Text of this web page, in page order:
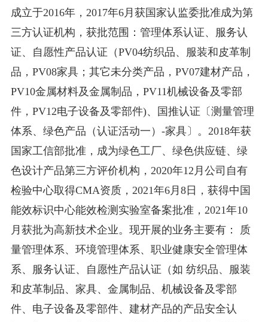
成立于2016年，2017年6月获国家认监委批准成为第
三方认证机构，获批范围：管理体系认证、服务认
证、自愿性产品认证（PV04纺织品、服装和皮革制
品，PV08家具；其它未分类产品，PV07建材产品，
PV10金属材料及金属制品，PV11机械设备及零部
件，PV12电子设备及零部件)、国推认证〔测量管理
体系、绿色产品（认证活动一）-家具〕。2018年获
国家工信部批准，成为绿色工厂、绿色供应链、绿
色设计产品第三方评价机构，2020年12月公司自有
检验中心取得CMA资质，2021年6月8日，获得中国
能效标识中心能效检测实验室备案批准，2021年10
月获批为高新技术企业。现开展的业务主要有： 质
量管理体系、环境管理体系、职业健康安全管理体
系、服务认证、自愿性产品认证（如 纺织品、服装
和皮革制品、家具、金属制品、机械设备及零部
件、电子设备及零部件、建材产品的产品安全认